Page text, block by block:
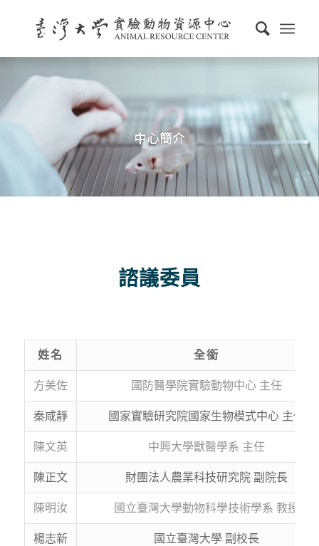
中心簡介
諮議委員
姓名 全銜
方美佐 國防醫學院實驗動物中心 主任
秦咸靜 國家實驗研究院國家生物模式中心 主任
陳文英 中興大學獸醫學系 主任
陳正文 財團法人農業科技研究院 副院長
陳明汝 國立臺灣大學動物科學技術學系 教授
楊志新 國立臺灣大學 副校長